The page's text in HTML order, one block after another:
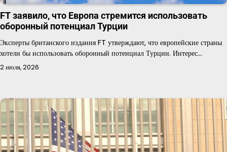
FT заявило, что Европа стремится использовать
оборонный потенциал Турции
Эксперты британского издания FT утверждают, что европейские страны
хотели бы использовать оборонный потенциал Турции. Интерес…
2 июля, 2026